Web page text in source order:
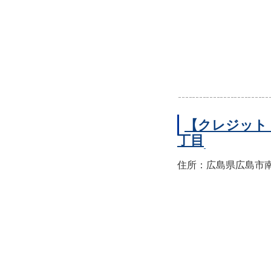
【クレジッ
丁目
住所：広島県広島市